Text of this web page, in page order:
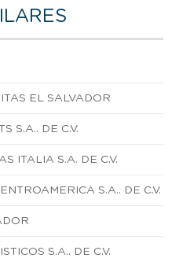
EL SALVADOR
S.A.. DE C.V.
ITALIA S.A. DE C.V.
S.A.. DE C.V.
S.A.. DE C.V.